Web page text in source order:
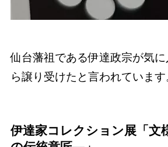
仙台藩祖である伊達政宗が気
ら譲り受けたと言われています
伊達家コレクション展「文